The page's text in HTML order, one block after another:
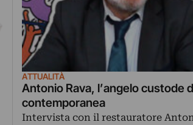
ATTUALITÀ
Antonio Rava, l’angelo custode
contemporanea
Intervista con il restauratore